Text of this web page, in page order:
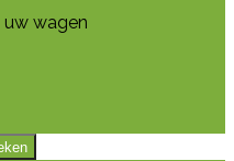
uw wagen